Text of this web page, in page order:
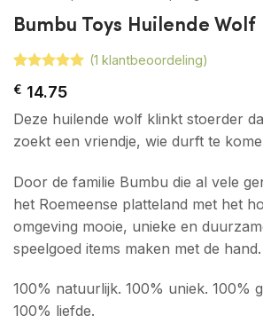
Bumbu Toys Huilende Wolf
5op 5
opklant
waardering
(1 klantbeoordeling)
€ 14.75
Deze huilende wolf klinkt stoerder
zoekt een vriendje, wie durft te
Door de familie Bumbu die al vele
het Roemeense platteland met het
omgeving mooie, unieke en
speelgoed items maken met de hand.
100% natuurlijk. 100% uniek. 100%
100% liefde.